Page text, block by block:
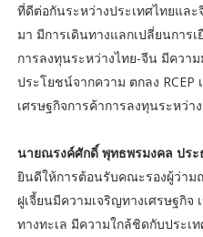
ที่ดีต่อกันระหว่างประเทศไทยแล
มา มีการเดินทางแลกเปลี่ยนการ
การลงทุนระหว่างไทย-จีน มีควา
ประโยชน์จากความ ตกลง RCEP
เศรษฐกิจการค้าการลงทุนระหว่า
นายณรงค์ศักดิ์ พุทธพรมงคล ปร
ยินดีให้การต้อนรับคณะรองผู้ว่า
ฝูเจี้ยนมีความเจริญทางเศรษฐกิจ
ทางทะเล มีความใกล้ชิดกับประเ